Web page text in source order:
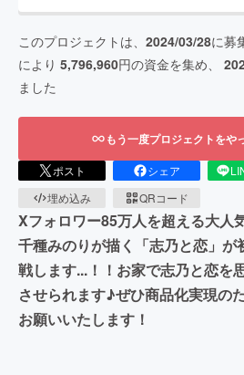
このプロジェクトは、 2024/03/28に募
により 5,796,960円の資金を集め、
ました
もう一度プロジェクトをや
ポスト シェア
埋め込み
QRコード
Xフォロワー85万人を超える大人
千種みのりが描く「志乃と恋」が
戦します...！！お家で志乃と恋を
させられます♪ぜひ商品化実現の
お願いいたします！